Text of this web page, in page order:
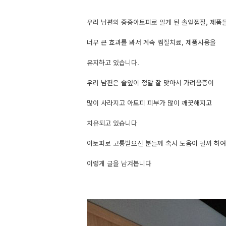
우리 남편의 중증아토피로 알게 된 솔잎찜질, 제품
너무 큰 효과를 봐서 계속 찜질치료, 제품사용을
유지하고 있습니다.
우리 남편은 솔잎이 정말 잘 맞아서 가려움증이
많이 사라지고 아토피 피부가 많이 깨끗해지고
치유되고 있습니다​
아토피로 고통받으신 분들께 혹시 도움이 될까 하여
이렇게 글을 남겨봅니다